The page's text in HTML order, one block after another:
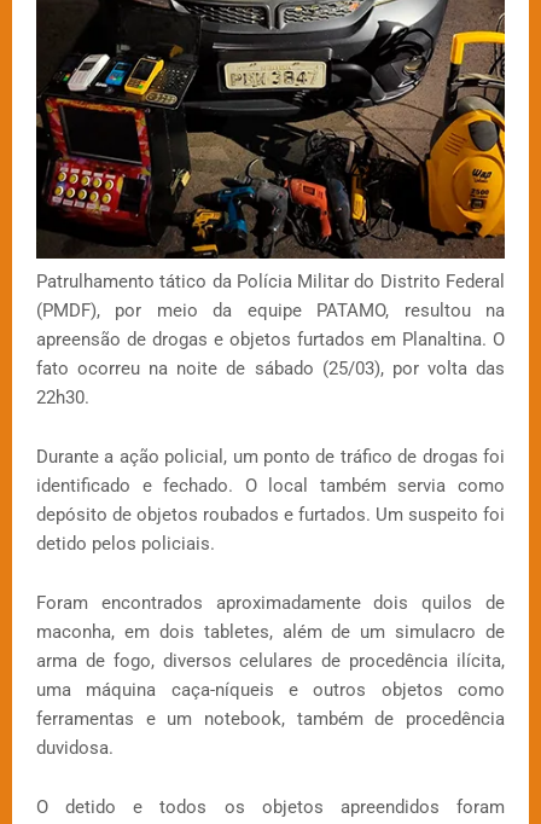
Patrulhamento tático da Polícia Militar do Distrito Federal
(PMDF), por meio da equipe PATAMO, resultou na
apreensão de drogas e objetos furtados em Planaltina. O
fato ocorreu na noite de sábado (25/03), por volta das
22h30.
Durante a ação policial, um ponto de tráfico de drogas foi
identificado e fechado. O local também servia como
depósito de objetos roubados e furtados. Um suspeito foi
detido pelos policiais.
Foram encontrados aproximadamente dois quilos de
maconha, em dois tabletes, além de um simulacro de
arma de fogo, diversos celulares de procedência ilícita,
uma máquina caça-níqueis e outros objetos como
ferramentas e um notebook, também de procedência
duvidosa.
O detido e todos os objetos apreendidos foram